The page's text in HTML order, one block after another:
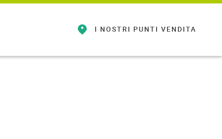
I NOSTRI PUNTI VENDITA